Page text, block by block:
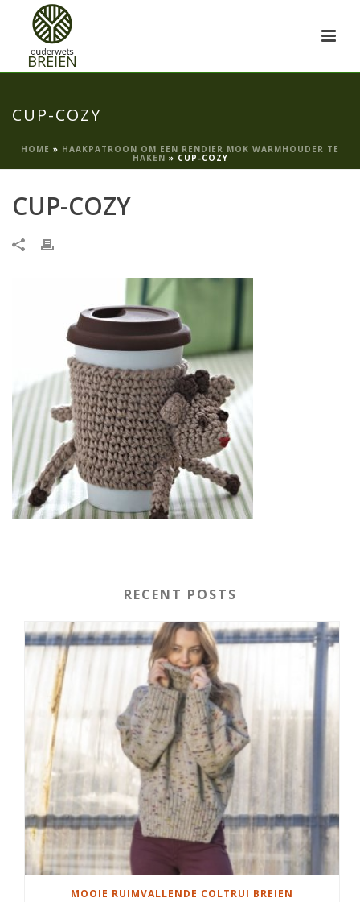
CUP-COZY
HOME » HAAKPATROON OM EEN RENDIER MOK WARMHOUDER TE
HAKEN » CUP-COZY
CUP-COZY
RECENT POSTS
MOOIE RUIMVALLENDE COLTRUI BREIEN